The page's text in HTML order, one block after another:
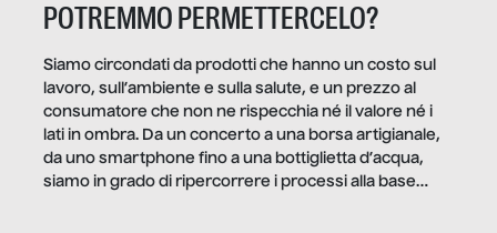
POTREMMO PERMETTERCELO?
Siamo circondati da prodotti che hanno un costo sul
lavoro, sull’ambiente e sulla salute, e un prezzo al
consumatore che non ne rispecchia né il valore né i
lati in ombra. Da un concerto a una borsa artigianale,
da uno smartphone fino a una bottiglietta d’acqua,
siamo in grado di ripercorrere i processi alla base